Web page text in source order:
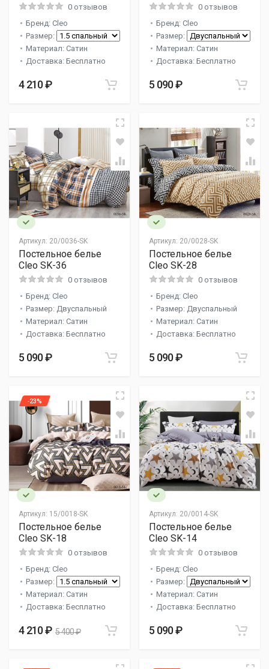
0 отзывов
Бренд: Cleo
Размер:
Материал: Сатин
Доставка: Бесплатно
4 210 ₽
0 отзывов
Бренд: Cleo
Размер:
Материал: Сатин
Доставка: Бесплатно
5 090 ₽
Артикул: 20/0036-SK
Постельное белье
Cleo SK-36
0 отзывов
Бренд: Cleo
Размер: Двуспальный
Материал: Сатин
Доставка: Бесплатно
5 090 ₽
Артикул: 20/0028-SK
Постельное белье
Cleo SK-28
0 отзывов
Бренд: Cleo
Размер: Двуспальный
Материал: Сатин
Доставка: Бесплатно
5 090 ₽
Артикул: 15/0018-SK
-23%
Постельное белье
Cleo SK-18
0 отзывов
Бренд: Cleo
Размер:
Материал: Сатин
Доставка: Бесплатно
4 210 ₽ 5 400 ₽
Артикул: 20/0014-SK
Постельное белье
Cleo SK-14
0 отзывов
Бренд: Cleo
Размер:
Материал: Сатин
Доставка: Бесплатно
5 090 ₽